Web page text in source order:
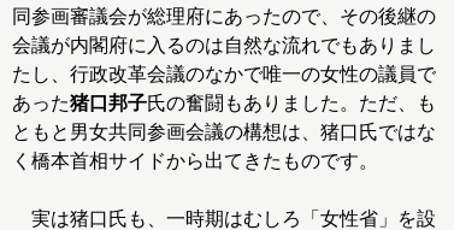
同参画審議会が総理府にあったので、その後継の
会議が内閣府に入るのは自然な流れでもありまし
たし、行政改革会議のなかで唯一の女性の議員で
あった猪口邦子氏の奮闘もありました。ただ、も
ともと男女共同参画会議の構想は、猪口氏ではな
く橋本首相サイドから出てきたものです。
実は猪口氏も、一時期はむしろ「女性省」を設